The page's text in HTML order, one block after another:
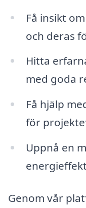
Få insikt
och deras
Hitta
med goda
Få hjälp
för
Uppnå en
Genom vår